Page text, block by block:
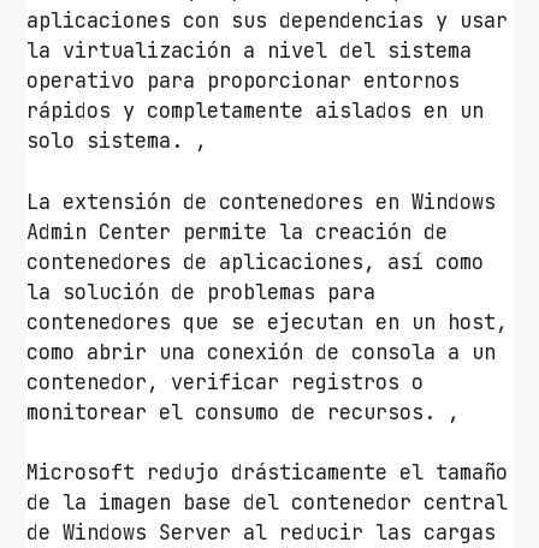
aplicaciones con sus dependencias y usar
la virtualización a nivel del sistema
operativo para proporcionar entornos
rápidos y completamente aislados en un
solo sistema. ,
La extensión de contenedores en Windows
Admin Center permite la creación de
contenedores de aplicaciones, así como
la solución de problemas para
contenedores que se ejecutan en un host,
como abrir una conexión de consola a un
contenedor, verificar registros o
monitorear el consumo de recursos. ,
Microsoft redujo drásticamente el tamaño
de la imagen base del contenedor central
de Windows Server al reducir las cargas